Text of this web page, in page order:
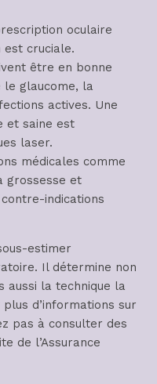
oculaire
est cruciale.
être en bonne
le glaucome, la
actives. Une
et saine est
laser.
médicales comme
grossesse et
indications
estimer
Il détermine non
aussi la technique la
d’informations sur
pas à consulter des
de l’Assurance